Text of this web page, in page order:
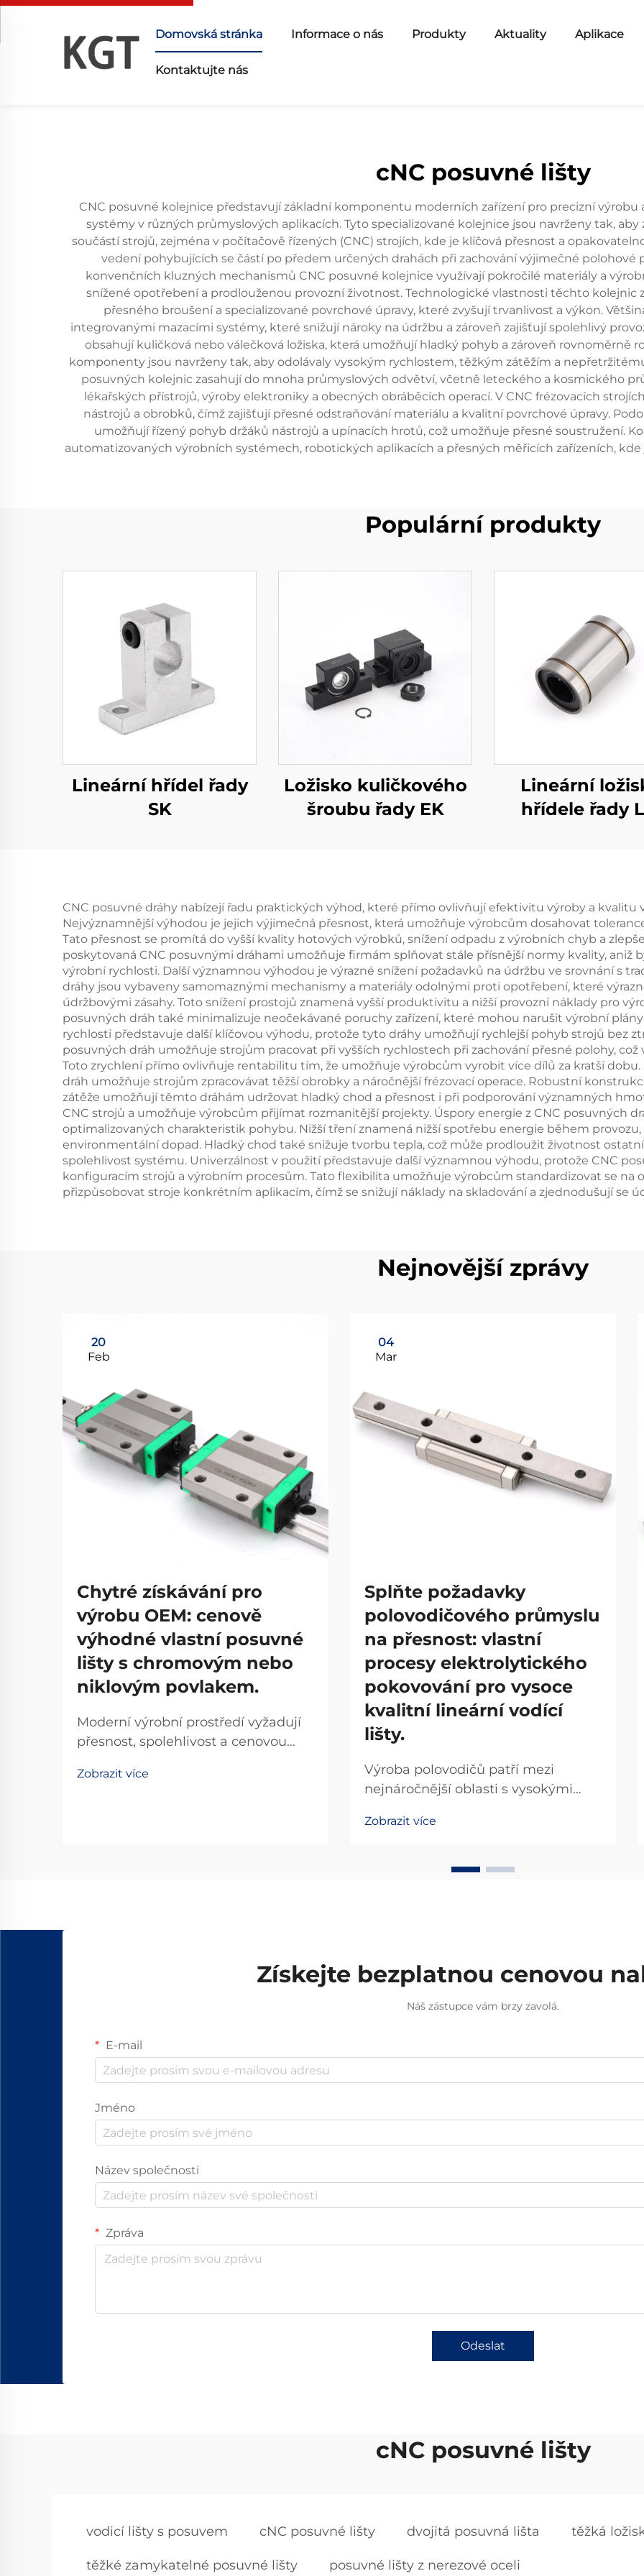
Domovská stránka Informace o nás Produkty Aktuality Aplikace
Kontaktujte nás
cNC posuvné lišty
CNC posuvné kolejnice představují základní komponentu moderních zařízení pro precizní výrobu
systémy v různých průmyslových aplikacích. Tyto specializované kolejnice jsou navrženy tak,
součástí strojů, zejména v počítačově řízených (CNC) strojích, kde je klíčová přesnost a
vedení pohybujících se částí po předem určených drahách při zachování výjimečné polohové
konvenčních kluzných mechanismů CNC posuvné kolejnice využívají pokročilé materiály a
snížené opotřebení a prodlouženou provozní životnost. Technologické vlastnosti těchto kolejnic
přesného broušení a specializované povrchové úpravy, které zvyšují trvanlivost a výkon.
integrovanými mazacími systémy, které snižují nároky na údržbu a zároveň zajišťují spolehlivý
obsahují kuličková nebo válečková ložiska, která umožňují hladký pohyb a zároveň rovnoměrně
komponenty jsou navrženy tak, aby odolávaly vysokým rychlostem, těžkým zátěžím a
posuvných kolejnic zasahují do mnoha průmyslových odvětví, včetně leteckého a kosmického
lékařských přístrojů, výroby elektroniky a obecných obráběcích operací. V CNC frézovacích
nástrojů a obrobků, čímž zajišťují přesné odstraňování materiálu a kvalitní povrchové úpravy.
umožňují řízený pohyb držáků nástrojů a upínacích hrotů, což umožňuje přesné soustružení.
automatizovaných výrobních systémech, robotických aplikacích a přesných měřicích zařízeních,
Populární produkty
Lineární hřídel řady
SK
Ložisko kuličkového
šroubu řady EK
Lineární
hřídele řady
CNC posuvné dráhy nabízejí řadu praktických výhod, které přímo ovlivňují efektivitu výroby a
Nejvýznamnější výhodou je jejich výjimečná přesnost, která umožňuje výrobcům dosahovat
Tato přesnost se promítá do vyšší kvality hotových výrobků, snížení odpadu z výrobních chyb a
poskytovaná CNC posuvnými dráhami umožňuje firmám splňovat stále přísnější normy kvality,
výrobní rychlosti. Další významnou výhodou je výrazné snížení požadavků na údržbu ve srovnání s
dráhy jsou vybaveny samomaznými mechanismy a materiály odolnými proti opotřebení, které
údržbovými zásahy. Toto snížení prostojů znamená vyšší produktivitu a nižší provozní náklady pro
posuvných dráh také minimalizuje neočekávané poruchy zařízení, které mohou narušit výrobní
rychlosti představuje další klíčovou výhodu, protože tyto dráhy umožňují rychlejší pohyb strojů bez
posuvných dráh umožňuje strojům pracovat při vyšších rychlostech při zachování přesné polohy,
Toto zrychlení přímo ovlivňuje rentabilitu tím, že umožňuje výrobcům vyrobit více dílů za kratší
dráh umožňuje strojům zpracovávat těžší obrobky a náročnější frézovací operace. Robustní
zátěže umožňují těmto dráhám udržovat hladký chod a přesnost i při podporování významných
CNC strojů a umožňuje výrobcům přijímat rozmanitější projekty. Úspory energie z CNC posuvných
optimalizovaných charakteristik pohybu. Nižší tření znamená nižší spotřebu energie během
environmentální dopad. Hladký chod také snižuje tvorbu tepla, což může prodloužit životnost
spolehlivost systému. Univerzálnost v použití představuje další významnou výhodu, protože CNC
konfiguracím strojů a výrobním procesům. Tato flexibilita umožňuje výrobcům standardizovat se na
přizpůsobovat stroje konkrétním aplikacím, čímž se snižují náklady na skladování a zjednodušují se
Nejnovější zprávy
20
Feb
Chytré získávání pro
výrobu OEM: cenově
výhodné vlastní posuvné
lišty s chromovým nebo
niklovým povlakem.
Moderní výrobní prostředí vyžadují
přesnost, spolehlivost a cenovou
komponentu. Pokud jde o systémy
Zobrazit více
04
Mar
Splňte požadavky
polovodičového průmyslu
na přesnost: vlastní
procesy elektrolytického
pokovování pro vysoce
kvalitní lineární vodící
lišty.
Výroba polovodičů patří mezi
nejnáročnější oblasti s vysokými
průmyslu, kde tolerance součástí
rozhodovat o úspěchu či neúspěchu
Zobrazit více
Získejte bezplatnou cenovou
Náš zástupce vám brzy zavolá.
E-mail
Jméno
Název společnosti
Zpráva
Odeslat
cNC posuvné lišty
vodicí lišty s posuvem cNC posuvné lišty dvojitá posuvná lišta těžká
těžké zamykatelné posuvné lišty posuvné lišty z nerezové oceli